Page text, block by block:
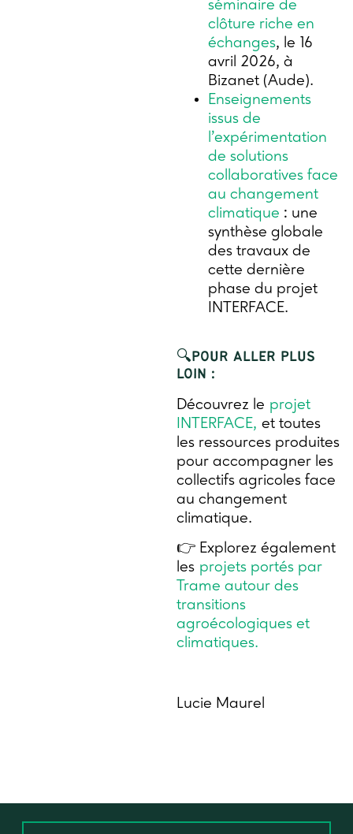
séminaire de
clôture riche en
échanges, le 16
avril 2026, à
Bizanet (Aude).
Enseignements
issus de
l’expérimentation
de solutions
collaboratives face
au changement
climatique : une
synthèse globale
des travaux de
cette dernière
phase du projet
INTERFACE.
🔍POUR ALLER PLUS
LOIN :
Découvrez le projet
INTERFACE, et toutes
les ressources produites
pour accompagner les
collectifs agricoles face
au changement
climatique.
👉 Explorez également
les projets portés par
Trame autour des
transitions
agroécologiques et
climatiques.
Lucie Maurel